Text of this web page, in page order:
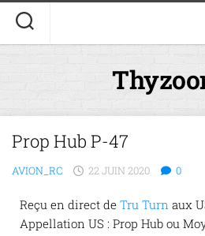
Prop Hub P-47
AVION_RC 22 JUIN 2020 0
Reçu en direct de Tru Turn aux
Appellation US : Prop Hub ou